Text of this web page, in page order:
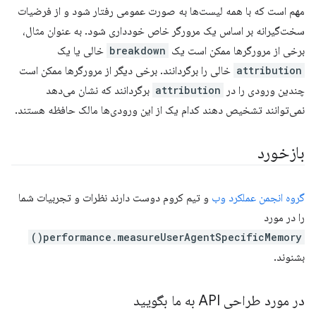
مهم است که با همه لیست‌ها به صورت عمومی رفتار شود و از فرضیات
سخت‌گیرانه بر اساس یک مرورگر خاص خودداری شود. به عنوان مثال،
برخی از مرورگرها ممکن است یک breakdown خالی یا یک
attribution خالی را برگردانند. برخی دیگر از مرورگرها ممکن است
چندین ورودی را در
attribution برگردانند که نشان می‌دهد
نمی‌توانند تشخیص دهند کدام یک از این ورودی‌ها مالک حافظه هستند.
بازخورد
گروه انجمن عملکرد وب و تیم کروم دوست دارند نظرات و تجربیات شما
را در مورد
performance.measureUserAgentSpecificMemory()
بشنوند.
در مورد طراحی API به ما بگویید